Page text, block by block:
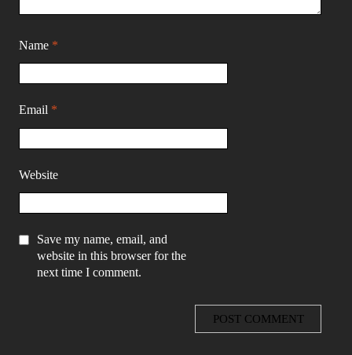
Name *
Email *
Website
Save my name, email, and
website in this browser for the
next time I comment.